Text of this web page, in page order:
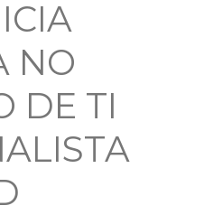
NO
DE TI